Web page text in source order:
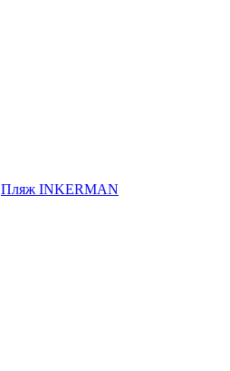
Пляж INKERMAN